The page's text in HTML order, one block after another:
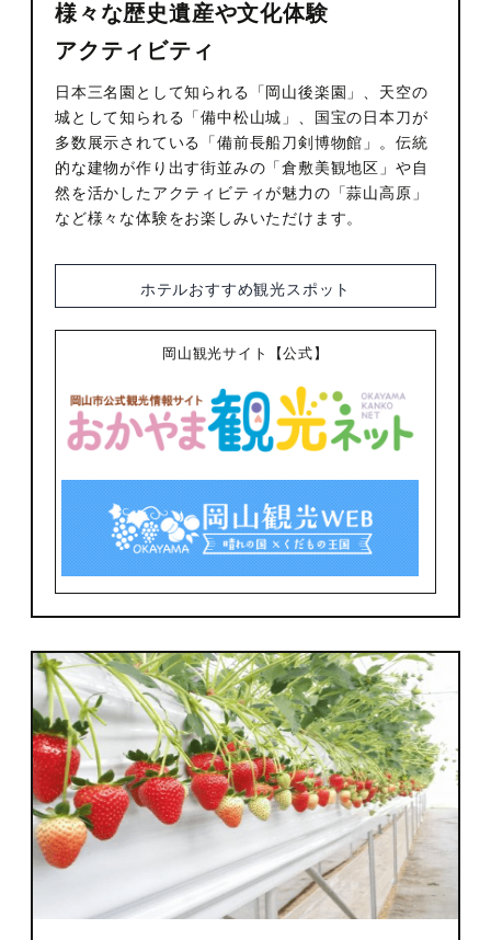
様々な歴史遺産や文化体験
アクティビティ
日本三名園として知られる「岡山後楽園」、天空の
城として知られる「備中松山城」、国宝の日本刀が
多数展示されている「備前長船刀剣博物館」。伝統
的な建物が作り出す街並みの「倉敷美観地区」や自
然を活かしたアクティビティが魅力の「蒜山高原」
など様々な体験をお楽しみいただけます。
ホテルおすすめ観光スポット
岡山観光サイト【公式】